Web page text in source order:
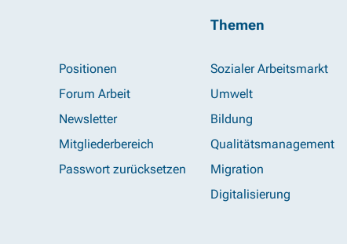
Positionen
Forum Arbeit
Newsletter
Mitgliederbereich
Passwort zurücksetzen
Themen
Sozialer Arbeitsmarkt
Umwelt
Bildung
Qualitätsmanagement
Migration
Digitalisierung